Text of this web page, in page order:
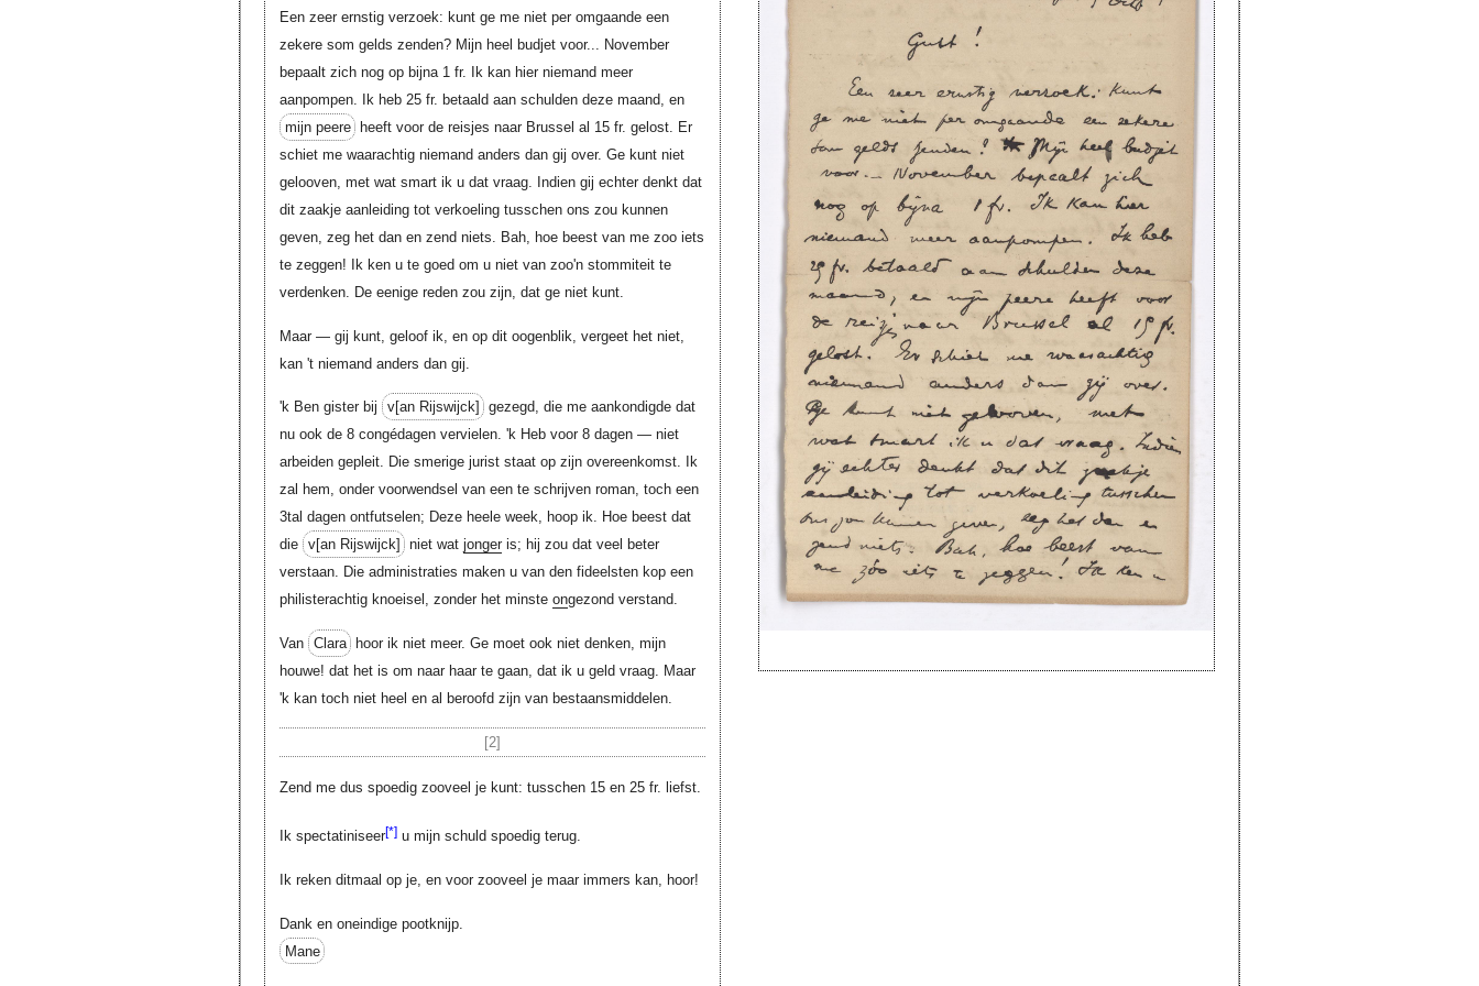
Een zeer ernstig verzoek: kunt ge me niet per omgaande een
zekere som gelds zenden? Mijn heel budjet voor... November
bepaalt zich nog op bijna 1 fr. Ik kan hier niemand meer
aanpompen. Ik heb 25 fr. betaald aan schulden deze maand, en
mijn peere
heeft voor de reisjes naar Brussel al 15 fr. gelost. Er
schiet me waarachtig niemand anders dan gij over. Ge kunt niet
gelooven, met wat smart ik u dat vraag. Indien gij echter denkt dat
dit zaakje aanleiding tot verkoeling tusschen ons zou kunnen
geven, zeg het dan en zend niets. Bah, hoe beest van me zoo iets
te zeggen! Ik ken u te goed om u niet van zoo'n stommiteit te
verdenken. De eenige reden zou zijn, dat ge niet kunt.
Maar — gij kunt, geloof ik, en op dit oogenblik, vergeet het niet,
kan 't niemand anders dan gij.
'k Ben gister bij v[an Rijswijck]
gezegd, die me aankondigde dat
nu ook de 8 congédagen vervielen. 'k Heb voor 8 dagen — niet
arbeiden gepleit. Die smerige jurist staat op zijn overeenkomst. Ik
zal hem, onder voorwendsel van een te schrijven roman, toch een
3tal dagen ontfutselen; Deze heele week, hoop ik. Hoe beest dat
die v[an Rijswijck] niet watjonger is; hij zou dat veel beter
verstaan. Die administraties maken u van den fideelsten kop een
philisterachtig knoeisel, zonder het minste ongezond verstand.
Van Clara
hoor ik niet meer. Ge moet ook niet denken, mijn
houwe! dat het is om naar haar te gaan, dat ik u geld vraag. Maar
'k kan toch niet heel en al beroofd zijn van bestaansmiddelen.
[2]
Zend me dus spoedig zooveel je kunt: tusschen 15 en 25 fr. liefst.
Ik spectatiniseer[*]u mijn schuld spoedig terug.
Ik reken ditmaal op je, en voor zooveel je maar immers kan, hoor!
Dank en oneindige pootknijp.
Mane